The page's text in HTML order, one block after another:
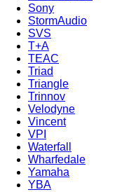
Sony
StormAudio
SVS
T+A
TEAC
Triad
Triangle
Trinnov
Velodyne
Vincent
VPI
Waterfall
Wharfedale
Yamaha
YBA